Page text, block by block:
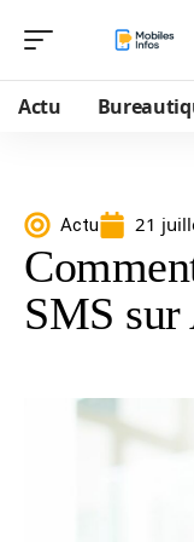
Actu
Actu 21
SMS